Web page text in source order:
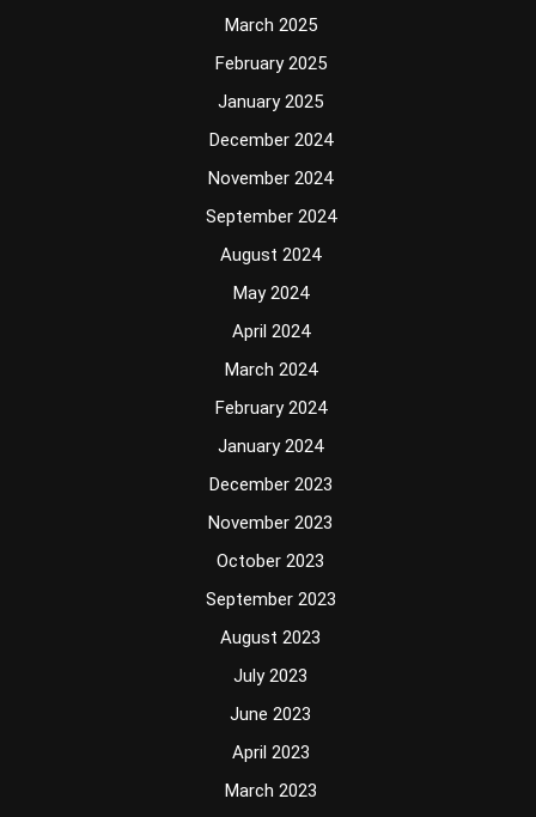
March 2025
February 2025
January 2025
December 2024
November 2024
September 2024
August 2024
May 2024
April 2024
March 2024
February 2024
January 2024
December 2023
November 2023
October 2023
September 2023
August 2023
July 2023
June 2023
April 2023
March 2023